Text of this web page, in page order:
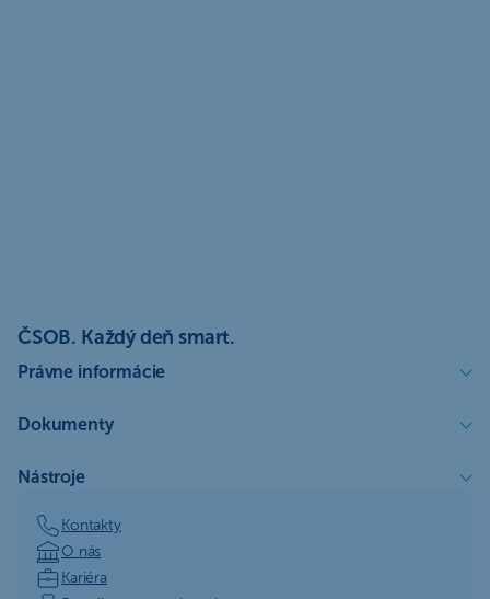
ČSOB. Každý deň smart.
Právne informácie
Dokumenty
Nástroje
Kontakty
O nás
Kariéra